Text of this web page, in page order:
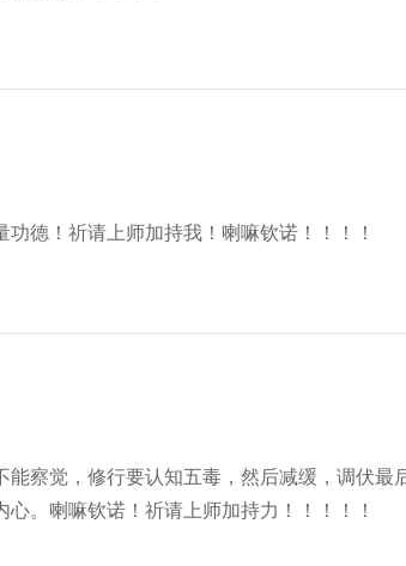
德！祈请上师加持我！喇嘛钦诺！！！！
察觉，修行要认知五毒，然后减缓，调伏最
。喇嘛钦诺！祈请上师加持力！！！！！